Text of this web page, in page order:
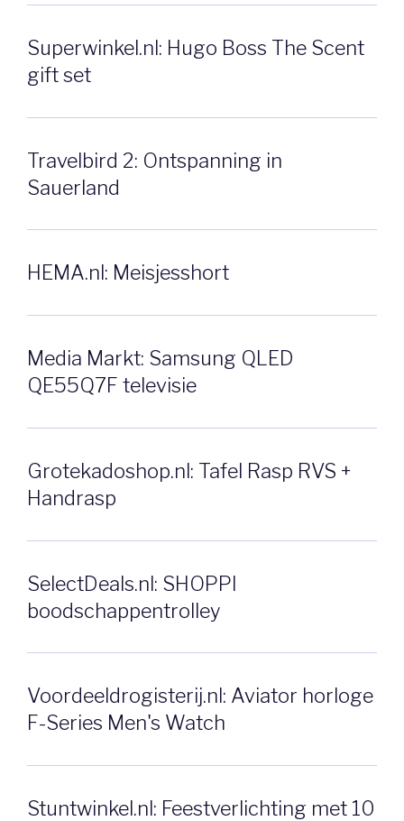
Superwinkel.nl: Hugo Boss The Scent
gift set
Travelbird 2: Ontspanning in
Sauerland
HEMA.nl: Meisjesshort
Media Markt: Samsung QLED
QE55Q7F televisie
Grotekadoshop.nl: Tafel Rasp RVS +
Handrasp
SelectDeals.nl: SHOPPI
boodschappentrolley
Voordeeldrogisterij.nl: Aviator horloge
F-Series Men's Watch
Stuntwinkel.nl: Feestverlichting met 10